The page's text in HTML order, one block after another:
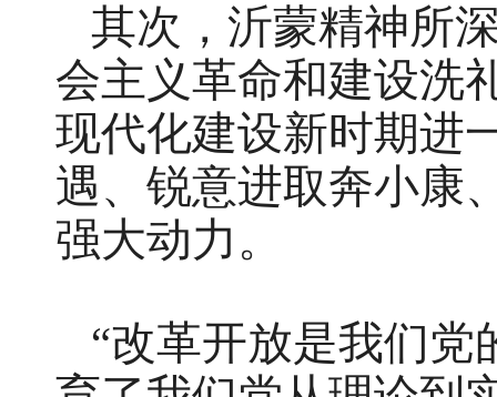
其次，沂蒙精神所
会主义革命和建设洗
现代化建设新时期进
遇、锐意进取奔小康
强大动力。
“改革开放是我们